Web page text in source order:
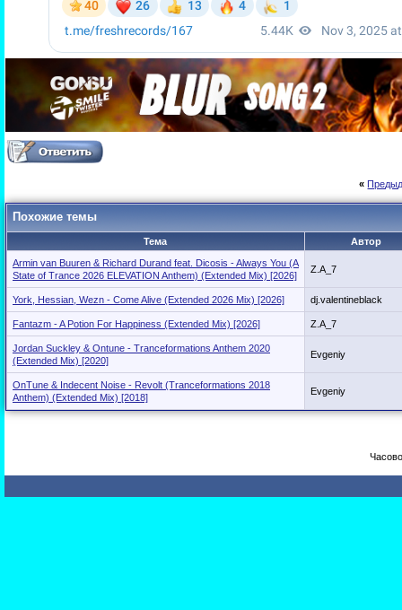
«
Похожие темы
Тема
Автор
Armin van Buuren & Richard Durand feat. Dicosis - Always You (A
State of Trance 2026 ELEVATION Anthem) (Extended Mix) [2026]
Z.A_7
York, Hessian, Wezn - Come Alive (Extended 2026 Mix) [2026] dj.valentineblack
Fantazm - A Potion For Happiness (Extended Mix) [2026] Z.A_7
Jordan Suckley & Ontune - Tranceformations Anthem 2020
(Extended Mix) [2020]
Evgeniy
OnTune & Indecent Noise - Revolt (Tranceformations 2018
Anthem) (Extended Mix) [2018]
Evgeniy